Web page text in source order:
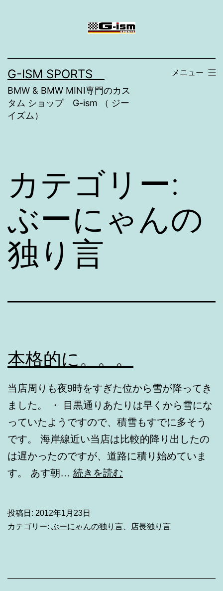
ン
ツ
へ
ス
G-ISM SPORTS
BMW & BMW MINI専門のカス
タム ショップ G-ism （ ジー
イズム）
メニュー
カテゴリー:
ぶーにゃんの
独り言
本格的に。。。
当店周りも夜9時をすぎた位から雪が降ってき
ました。 ・ 目黒通りあたりは早くから雪にな
っていたようですので、積雪もすでに多そう
です。 海岸線近い当店は比較的降り出したの
は遅かったのですが、道路に積り始めていま
す。 あす朝… 続きを読む
に。。。
投稿日: 2012年1月23日
カテゴリー: ぶーにゃんの独り言、 店長独り言